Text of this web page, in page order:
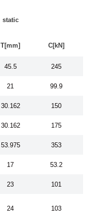
static
T[mm] C[kN]
45.5 245
21 99.9
30.162 150
30.162 175
53.975 353
17 53.2
23 101
24 103